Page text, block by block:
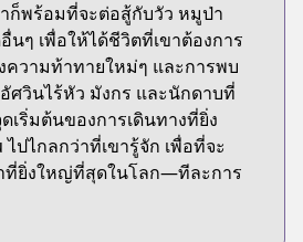
ก็พร้อมที่จะต่อสู้กับวัว หมูป่า
นๆ เพื่อให้ได้ชีวิตที่เขาต้องการ
วามท้าทายใหม่ๆ และการพบ
ศวินไร้หัว มังกร และนักดาบที่
เริ่มต้นของการเดินทางที่ยิ่ง
ปไกลกว่าที่เขารู้จัก เพื่อที่จะ
ที่ยิ่งใหญ่ที่สุดในโลก—ทีละการ